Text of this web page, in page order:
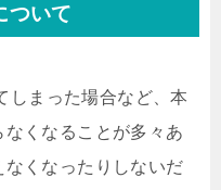
ついて
しまった場合など、本
くなることが多々あ
なくなったりしないだ